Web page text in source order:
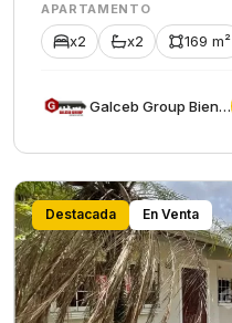
APARTAMENTO
x2 x2 169 m²
Galceb Group Bienes Raices
Destacada En Venta